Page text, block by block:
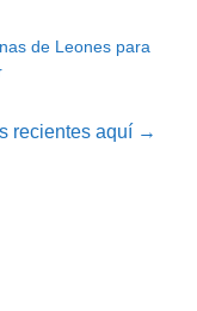
de Leones para
recientes aquí →